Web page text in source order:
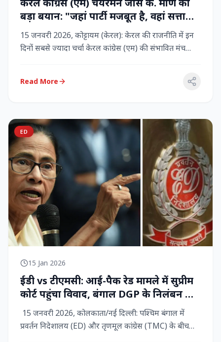
बड़ा बयान: "जहां पार्टी मजबूत है, वहां सत्ता
बनी रहेगी" – LDF के साथ बने रहने पर जोर
15 जनवरी 2026, कोट्टायम (केरल): केरल की राजनीति में इन
दिनों सबसे ज्यादा चर्चा केरल कांग्रेस (एम) की संभावित मंच
Read More
ED
15 Jan 2026
ईडी vs टीएमसी: आई-पैक रेड मामले में सुप्रीम
कोर्ट पहुंचा विवाद, बंगाल DGP के निलंबन की
मांग, कलकत्ता हाईकोर्ट में CBI छापेमारी
15 जनवरी 2026, कोलकाता/नई दिल्ली: पश्चिम बंगाल में
प्रवर्तन निदेशालय (ED) और तृणमूल कांग्रेस (TMC) के बीच